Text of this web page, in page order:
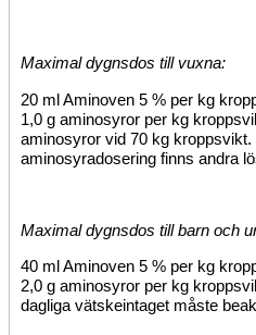
Maximal dygnsdos till vuxna:
20 ml Aminoven 5 % per kg
1,0 g aminosyror per kg
aminosyror vid 70 kg kroppsvikt.
aminosyradosering finns andra
Maximal dygnsdos till barn och
40 ml Aminoven 5 % per kg
2,0 g aminosyror per kg
dagliga vätskeintaget måste